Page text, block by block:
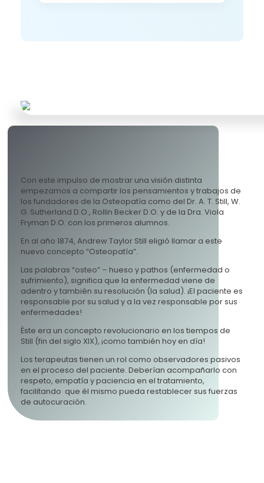
Con este impulso de mostrar una visión distinta
empezamos a compartir los pensamientos y trabajos de
los fundadores de la Osteopatía como del Dr. A. T. Still, W.
G. Sutherland D.O., Rollin Becker D.O. y de la Dra. Viola
Fryman D.O. con los primeros alumnos.
En al año 1874, Andrew Taylor Still eligió llamar a este
nuevo concepto “Osteopatía”.
Las palabras “osteo” – hueso y pathos (enfermedad o
sufrimiento), significa que la enfermedad viene de
adentro y también su resolución (la salud). ¡El paciente es
responsable por su salud y a la vez responsable por sus
enfermedades!
Éste era un concepto revolucionario en los tiempos de
Still (fin del siglo XIX), ¡como también hoy en día!
Los terapeutas tienen un rol como observadores pasivos
en el proceso del paciente. Deberían acompañarlo con
respeto, empatía y paciencia en el tratamiento,
facilitando que él mismo pueda restablecer sus fuerzas
de autocuración.